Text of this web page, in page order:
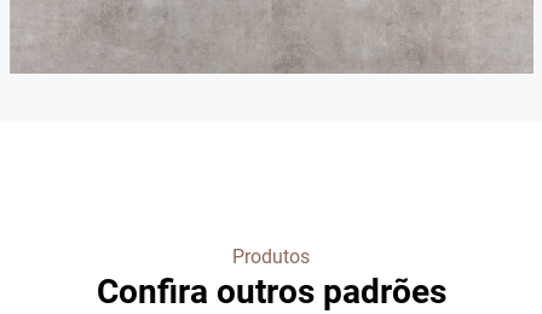
Produtos
Confira outros padrões